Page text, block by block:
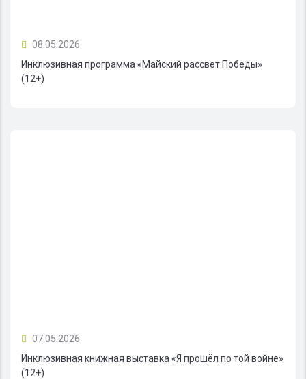
08.05.2026
Инклюзивная программа «Майский рассвет Победы»
(12+)
07.05.2026
Инклюзивная книжная выставка «Я прошёл по той войне»
(12+)